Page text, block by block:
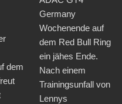
dem
Germany
Wochenende auf
dem Red Bull Ring
ein jähes Ende.
Nach einem
Trainingsunfall von
Lennys